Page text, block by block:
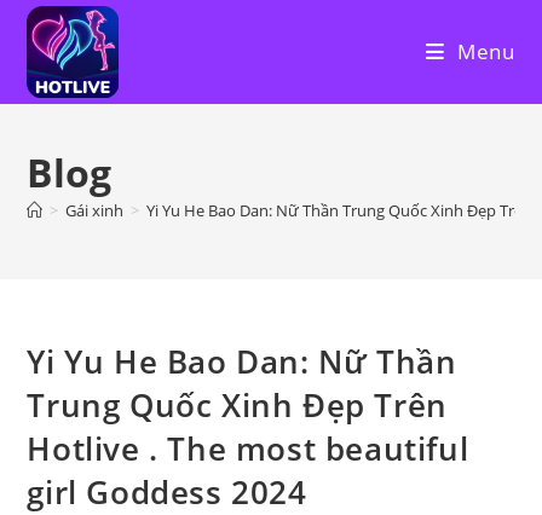
Skip
content
Menu
Blog
> Gái xinh > Yi Yu He Bao Dan: Nữ Thần Trung Quốc Xinh Đẹp
Yi Yu He Bao Dan: Nữ Thần
Trung Quốc Xinh Đẹp Trên
Hotlive . The most beautiful
girl Goddess 2024